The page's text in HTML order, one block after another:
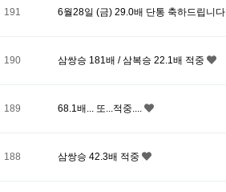
191 6월28일 (금) 29.0배 단통 축하드립니다
190 삼쌍승 181배 / 삼복승 22.1배 적중
189 68.1배... 또...적중....
188 삼쌍승 42.3배 적중